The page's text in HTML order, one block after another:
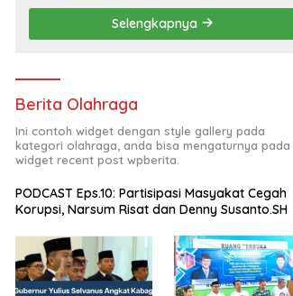
Asta Cita Prabowo-Gibran
Selengkapnya
Berita Olahraga
Ini contoh widget dengan style gallery pada
kategori olahraga, anda bisa mengaturnya pada
widget recent post wpberita.
PODCAST Eps.10: Partisipasi Masyakat Cegah
Korupsi, Narsum Risat dan Denny Susanto.SH